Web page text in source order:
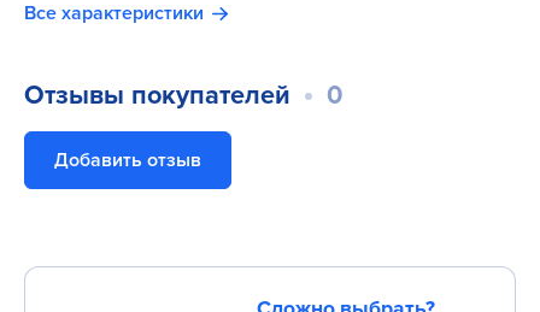
Все характеристики
Отзывы покупателей 0
Добавить отзыв